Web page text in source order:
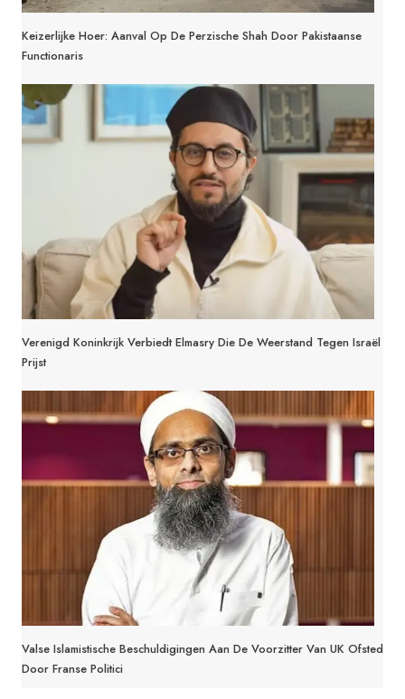
Keizerlijke Hoer: Aanval Op De Perzische Shah Door Pakistaanse
Functionaris
Verenigd Koninkrijk Verbiedt Elmasry Die De Weerstand Tegen Israël
Prijst
Valse Islamistische Beschuldigingen Aan De Voorzitter Van UK Ofsted
Door Franse Politici